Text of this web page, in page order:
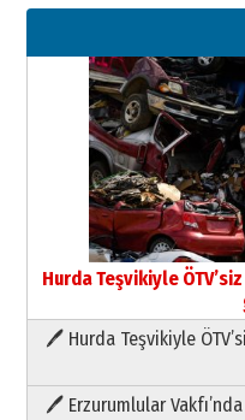
Hurda Teşvikiyle
🖊 Hurda Teşvikiyle
🖊 Erzurumlular
Paranın Aile
03 Ağustos 2026 Pazartesi